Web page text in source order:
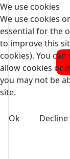
We use cookies
We use cookies
essential for the
to improve this
cookies). You
allow cookies or
you may not be
site.
Ok Decline